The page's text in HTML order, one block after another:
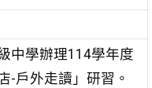
中學辦理114學年度
-戶外走讀」研習。